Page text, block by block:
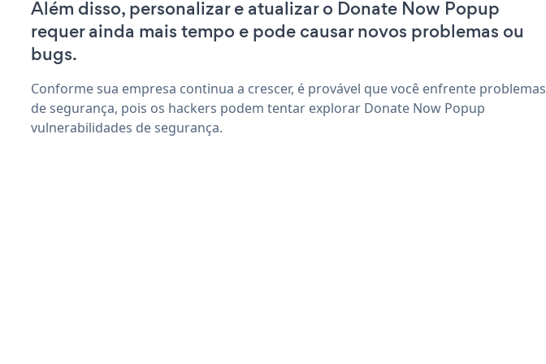
Além disso, personalizar e atualizar o Donate Now Popup
requer ainda mais tempo e pode causar novos problemas ou
bugs.
Conforme sua empresa continua a crescer, é provável que você enfrente problemas
de segurança, pois os hackers podem tentar explorar Donate Now Popup
vulnerabilidades de segurança.